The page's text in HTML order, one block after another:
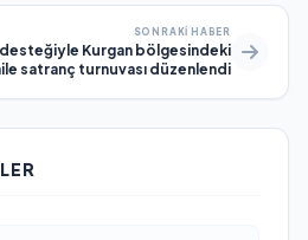
SONRAKI HABER
desteğiyle Kurgan bölgesindeki
satranç turnuvası düzenlendi